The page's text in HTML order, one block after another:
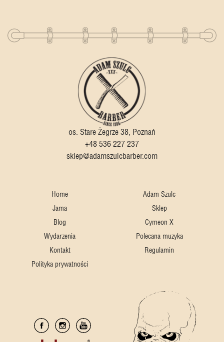
os. Stare Żegrze 38, Poznań
+48 536 227 237
sklep@adamszulcbarber.com
Home
Adam Szulc
Jama
Sklep
Blog
Cymeon X
Wydarzenia
Polecana muzyka
Kontakt
Regulamin
Polityka prywatności